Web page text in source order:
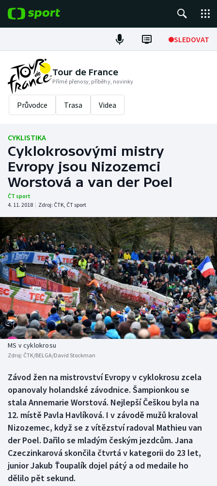
SLEDOVAT
Fotbal
Hokej
Tenis
Cyklistika
DALŠÍ SPORTY
Americký fotbal
Baseball a softbal
Basketbal
Biatlon
Boby a skeleton
Box
Curling
Florbal
Futsal
Gymnastika
Házená
NEPŘEHLÉDNĚTE
Soutěže
Historické návraty
Aplikace ČT sport
AZ kvíz
Tour de France
Přímé přenosy, příběhy, novinky
Průvodce Trasa Videa
CYKLISTIKA
Cyklokrosovými mistry
Evropy jsou Nizozemci
Worstová a van der Poel
ČT sport
4. 11. 2018 | Zdroj: ČTK, ČT sport
MS v cyklokrosu
Zdroj: ČTK/BELGA/David Stockman
Závod žen na mistrovství Evropy v cyklokrosu zcela
opanovaly holandské závodnice. Šampionkou se
stala Annemarie Worstová. Nejlepší Češkou byla na
12. místě Pavla Havlíková. I v závodě mužů kraloval
Nizozemec, když se z vítězství radoval Mathieu van
der Poel. Dařilo se mladým českým jezdcům. Jana
Czeczinkarová skončila čtvrtá v kategorii do 23 let,
junior Jakub Ťoupalík dojel pátý a od medaile ho
dělilo pět sekund.